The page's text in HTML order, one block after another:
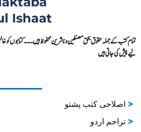
تمام کتب کے جملہ حقوق بحق مصنفین و ناشرین محفوظ ہیں۔۔۔ کتابوں کو
لیے پیش کی جاتی ہیں
اصلاحی کتب پشتو
تراجم اردو